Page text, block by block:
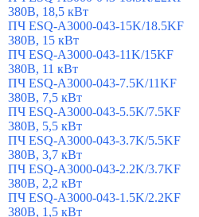
380В, 18,5 кВт
ПЧ ESQ-A3000-043-15K/18.5KF
380В, 15 кВт
ПЧ ESQ-A3000-043-11K/15KF
380В, 11 кВт
ПЧ ESQ-A3000-043-7.5K/11KF
380В, 7,5 кВт
ПЧ ESQ-A3000-043-5.5K/7.5KF
380В, 5,5 кВт
ПЧ ESQ-A3000-043-3.7K/5.5KF
380В, 3,7 кВт
ПЧ ESQ-A3000-043-2.2K/3.7KF
380В, 2,2 кВт
ПЧ ESQ-A3000-043-1.5K/2.2KF
380В, 1,5 кВт